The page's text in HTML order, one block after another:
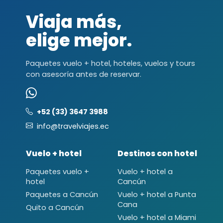
Viaja más,
elige mejor.
Paquetes vuelo + hotel, hoteles, vuelos y tours
con asesoría antes de reservar.
+52 (33) 3647 3988
info@travelviajes.ec
Vuelo + hotel
Paquetes vuelo +
hotel
Paquetes a Cancún
Quito a Cancún
Destinos con hotel
Vuelo + hotel a
Cancún
Vuelo + hotel a Punta
Cana
Vuelo + hotel a Miami